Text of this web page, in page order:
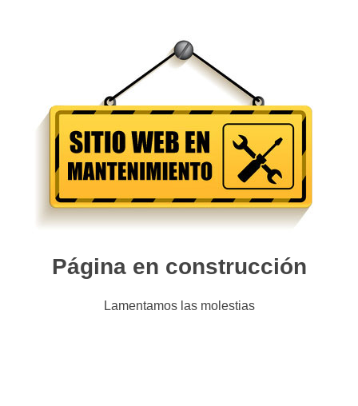
Página en construcción
Lamentamos las molestias